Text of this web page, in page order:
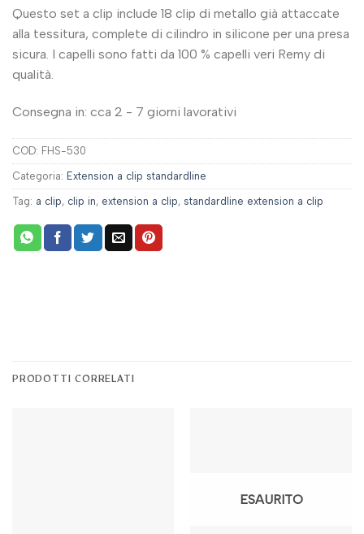
Questo set a clip include 18 clip di metallo già attaccate
alla tessitura, complete di cilindro in silicone per una presa
sicura. I capelli sono fatti da 100 % capelli veri Remy di
qualità.
Consegna in: cca 2 - 7 giorni lavorativi
COD: FHS-530
Categoria: Extension a clip standardline
Tag: a clip, clip in, extension a clip, standardline extension a clip
PRODOTTI CORRELATI
ESAURITO